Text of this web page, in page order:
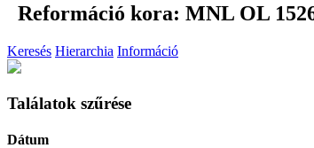
Reformáció kora: MNL OL
Keresés Hierarchia Információ
Találatok szűrése
Dátum